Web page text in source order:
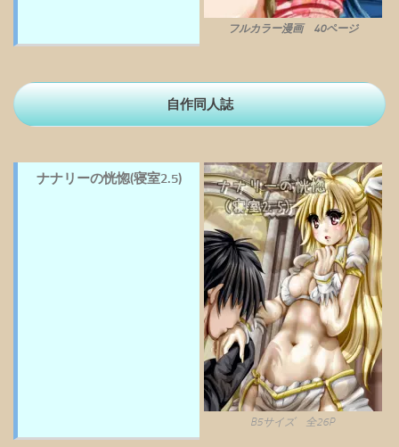
フルカラー漫画 40ページ
自作同人誌
ナナリーの恍惚(寝室2.5)
B5サイズ 全26P